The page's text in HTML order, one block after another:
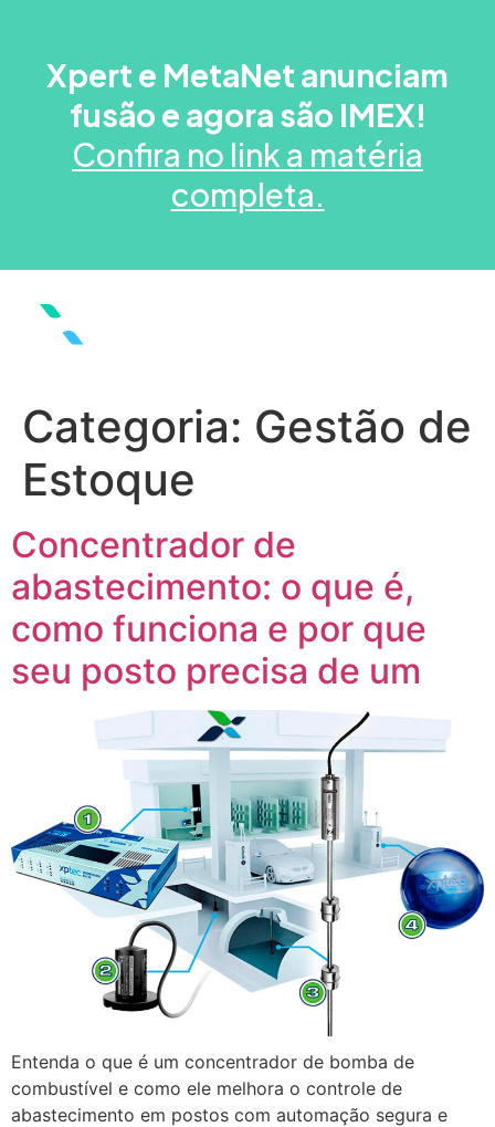
Xpert e MetaNet anunciam
fusão e agora são IMEX!
Confira no link a matéria
completa.
Categoria: Gestão de
Estoque
Concentrador de
abastecimento: o que é,
como funciona e por que
seu posto precisa de um
Entenda o que é um concentrador de bomba de
combustível e como ele melhora o controle de
abastecimento em postos com automação segura e